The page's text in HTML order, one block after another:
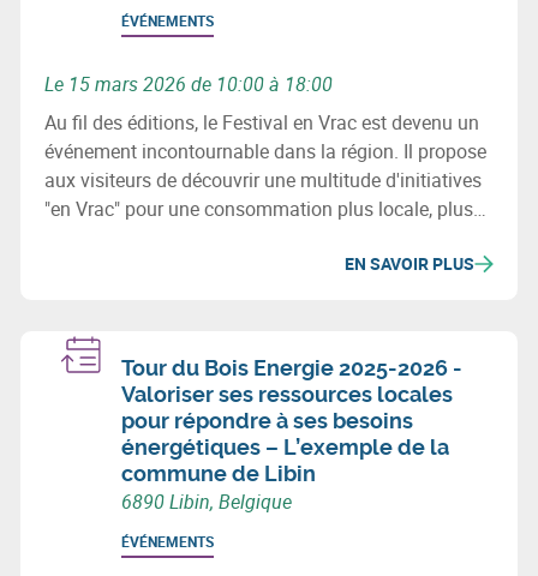
ÉVÉNEMENTS
Le 15 mars 2026 de 10:00 à 18:00
Au fil des éditions, le Festival en Vrac est devenu un
événement incontournable dans la région. Il propose
aux visiteurs de découvrir une multitude d'initiatives
"en Vrac" pour une consommation plus locale, plus
EN SAVOIR PLUS
Tour du Bois Energie 2025-2026 -
Valoriser ses ressources locales
pour répondre à ses besoins
énergétiques – L’exemple de la
commune de Libin
6890 Libin, Belgique
ÉVÉNEMENTS